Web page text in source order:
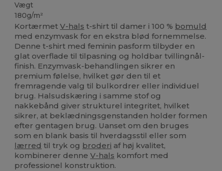
Vægt
180g/m²
KortærmetV-hals t-shirt til damer i 100 % bomuld
med enzymvask for en ekstra blød fornemmelse.
Denne t-shirt med feminin pasform tilbyder en
glat overflade til tilpasning og holdbar tvillingnål-
finish. Enzymvask-behandlingen sikrer en
premium følelse, hvilket gør den til et
fremragende valg til bulkordrer eller individuel
brug. Halsudskæring i samme stof og
nakkebånd giver strukturel integritet, hvilket
sikrer, at beklædningsgenstanden holder formen
efter gentagen brug. Uanset om den bruges
som en blank basis til hverdagsstil eller som
lærred til tryk og broderi af høj kvalitet,
kombinerer denneV-hals komfort med
professionel konstruktion.